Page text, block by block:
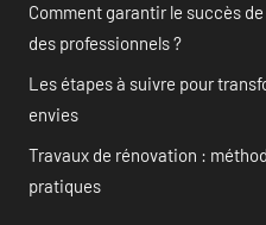
Comment garantir le succès
des professionnels ?
Les étapes à suivre pour
envies
Travaux de rénovation :
pratiques